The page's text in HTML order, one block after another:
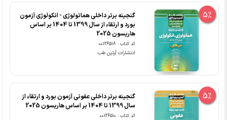
5%
گنجینه برتر داخلی هماتولوژی - انکولوژی آزمون
بورد و ارتقاء از سال 1399 تا 1404 بر اساس
هاریسون 2025
کد کتاب : 00126518
انتشارات آرتین طب
5%
گنجینه برتر داخلی عفونی آزمون بورد و ارتقاء از
سال 1399 تا 1404 بر اساس هاریسون 2025
کد کتاب : 00126510